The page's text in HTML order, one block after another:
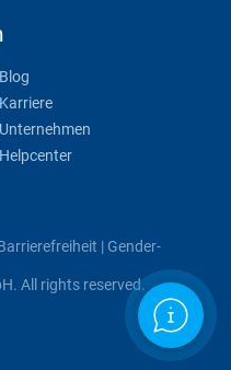
Blog
Karriere
Unternehmen
Helpcenter
| Gender-
All rights reserved.